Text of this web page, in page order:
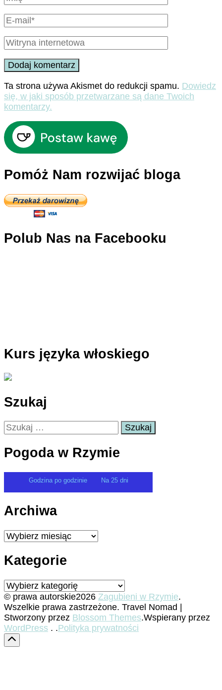
Ta strona używa Akismet do redukcji spamu. Dowiedz
się, w jaki sposób przetwarzane są dane Twoich
komentarzy.
Pomóż Nam rozwijać bloga
Polub Nas na Facebooku
Kurs języka włoskiego
Szukaj
Szukaj:
Pogoda w Rzymie
Godzina po godzinie Na 25 dni
Archiwa
Archiwa
Kategorie
Kategorie
© prawa autorskie2026 Zagubieni w Rzymie.
Wszelkie prawa zastrzeżone. Travel Nomad |
Stworzony przez Blossom Themes.Wspierany przez
WordPress . .Polityka prywatności